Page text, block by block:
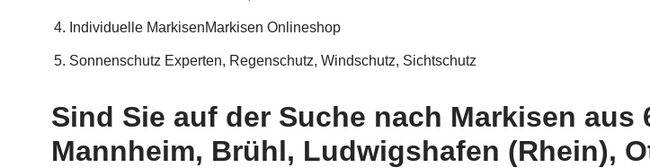
Individuelle MarkisenMarkisen Onlineshop
Sonnenschutz Experten, Regenschutz, Windschutz, Sichtschutz
Sind Sie auf der Suche nach Markisen aus
Mannheim, Brühl, Ludwigshafen (Rhein),